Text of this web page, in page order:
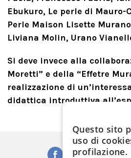
Ebukuro, Le perle di Mauro-
Perle Maison Lisette
Liviana Molin, Urano
Si deve invece alla
Moretti” e della “Effetre
realizzazione di
didattica introduttiva
Questo sito
uso di
profilazione.